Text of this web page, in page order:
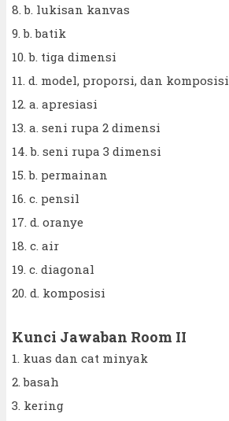
8. b. lukisan kanvas
9. b. batik
10. b. tiga dimensi
11. d. model, proporsi, dan komposisi
12. a. apresiasi
13. a. seni rupa 2 dimensi
14. b. seni rupa 3 dimensi
15. b. permainan
16. c. pensil
17. d. oranye
18. c. air
19. c. diagonal
20. d. komposisi
Kunci Jawaban Room II
1. kuas dan cat minyak
2. basah
3. kering